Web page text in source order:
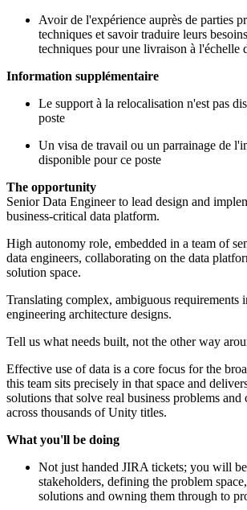
Avoir de l'expérience auprès de parties
techniques et savoir traduire leurs
techniques pour une livraison à l'échelle
Information supplémentaire
Le support à la relocalisation n'est pas
poste
Un visa de travail ou un parrainage de
disponible pour ce poste
The opportunity
Senior Data Engineer to lead design and
business-critical data platform.
High autonomy role, embedded in a team of
data engineers, collaborating on the data
solution space.
Translating complex, ambiguous requirements
engineering architecture designs.
Tell us what needs built, not the other way
Effective use of data is a core focus for the
this team sits precisely in that space and
solutions that solve real business problems and
across thousands of Unity titles.
What you'll be doing
Not just handed JIRA tickets; you will
stakeholders, defining the problem
solutions and owning them through to